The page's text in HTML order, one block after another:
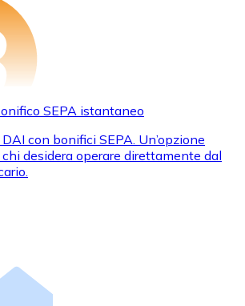
SEPA istantaneo
con bonifici SEPA. Un’opzione
desidera operare direttamente dal